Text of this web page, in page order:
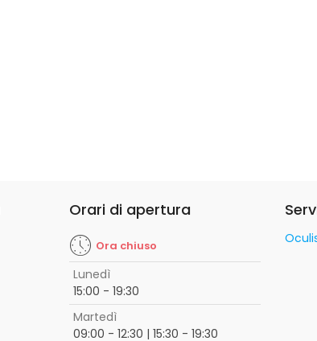
Orari di apertura
Ora chiuso
Lunedì
15:00 - 19:30
Martedì
09:00 - 12:30 | 15:30 - 19:30